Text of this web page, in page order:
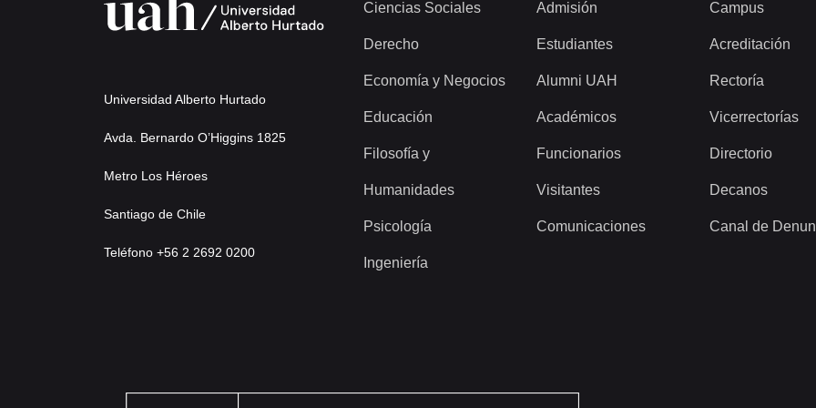
Universidad Alberto Hurtado
Avda. Bernardo O’Higgins 1825
Metro Los Héroes
Santiago de Chile
Teléfono +56 2 2692 0200
Ciencias Sociales
Derecho
Economía y Negocios
Educación
Filosofía y
Humanidades
Psicología
Ingeniería
Admisión
Estudiantes
Alumni UAH
Académicos
Funcionarios
Visitantes
Comunicaciones
Campus
Acreditación
Rectoría
Vicerrectorías
Directorio
Decanos
Canal de